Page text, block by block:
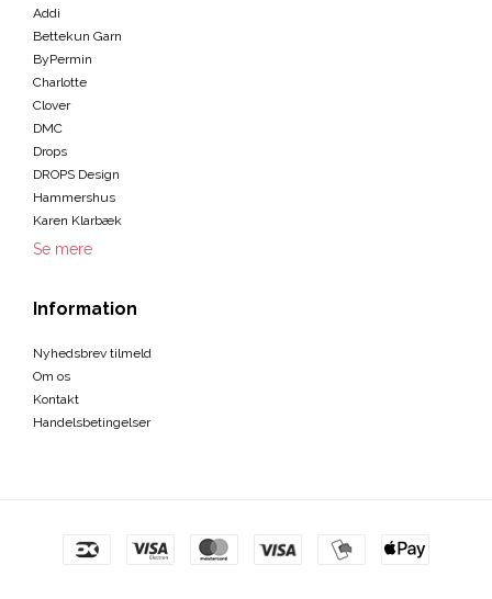
Addi
Bettekun Garn
ByPermin
Charlotte
Clover
DMC
Drops
DROPS Design
Hammershus
Karen Klarbæk
Se mere
Information
Nyhedsbrev tilmeld
Om os
Kontakt
Handelsbetingelser